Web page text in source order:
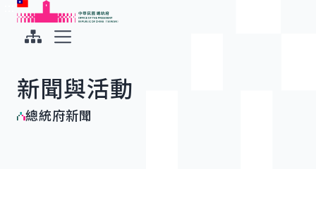
跳到主要內容
中華民國總統府
新聞與活動
總統府新聞